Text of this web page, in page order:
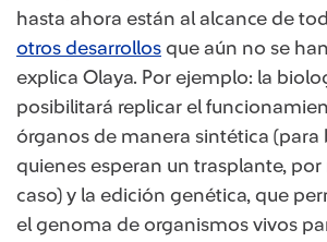
hasta ahora están al alcance de
otros desarrollos ​que aún no se
explica Olaya. Por ejemplo: la
posibilitará replicar el
órganos de manera sintética (para
quienes esperan un trasplante,
caso) y la edición genética, que
el genoma de organismos vivos